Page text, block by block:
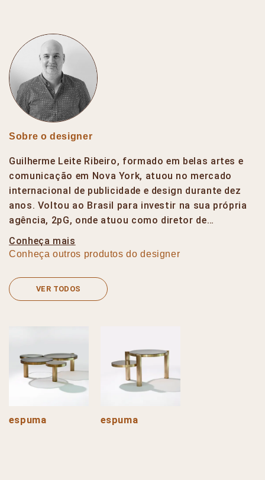
Sobre o designer
Guilherme Leite Ribeiro, formado em belas artes e
comunicação em Nova York, atuou no mercado
internacional de publicidade e design durante dez
anos. Voltou ao Brasil para investir na sua própria
agência, 2pG, onde atuou como diretor de…
Conheça mais
Conheça outros produtos do designer
VER TODOS
espuma espuma